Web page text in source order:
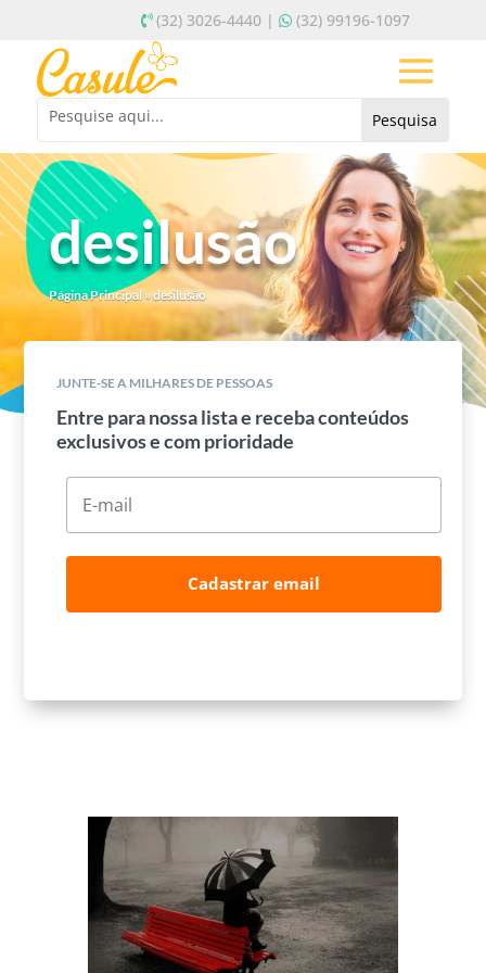
(32) 3026-4440 | (32) 99196-1097
desilusão
Página Principal» desilusão
JUNTE-SE A MILHARES DE PESSOAS
Entre para nossa lista e receba conteúdos
exclusivos e com prioridade
Cadastrar email